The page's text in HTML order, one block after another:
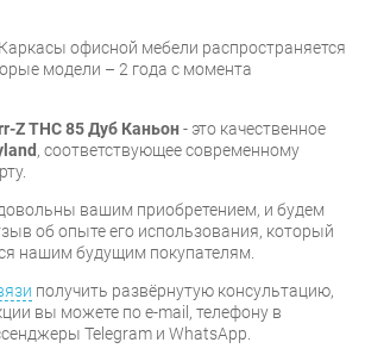
офисной мебели распространяется
модели – 2 года с момента
Z THC 85 Дуб Каньон- это качественное
, соответствующее современному
вашим приобретением, и будем
об опыте его использования, который
нашим будущим покупателям.
получить развёрнутую консультацию,
вы можете по e-mail, телефону в
Telegram и WhatsApp.